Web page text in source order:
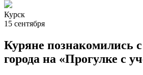
Курск
15 сентября
Куряне познакомились
города на «Прогулке с